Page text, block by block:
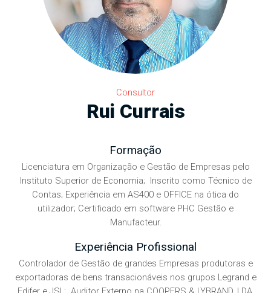
Consultor
Rui Currais
Formação
Licenciatura em Organização e Gestão de Empresas pelo
Instituto Superior de Economia; Inscrito como Técnico de
Contas; Experiência em AS400 e OFFICE na ótica do
utilizador; Certificado em software PHC Gestão e
Manufacteur.
Experiência Profissional
Controlador de Gestão de grandes Empresas produtoras e
exportadoras de bens transacionáveis nos grupos Legrand e